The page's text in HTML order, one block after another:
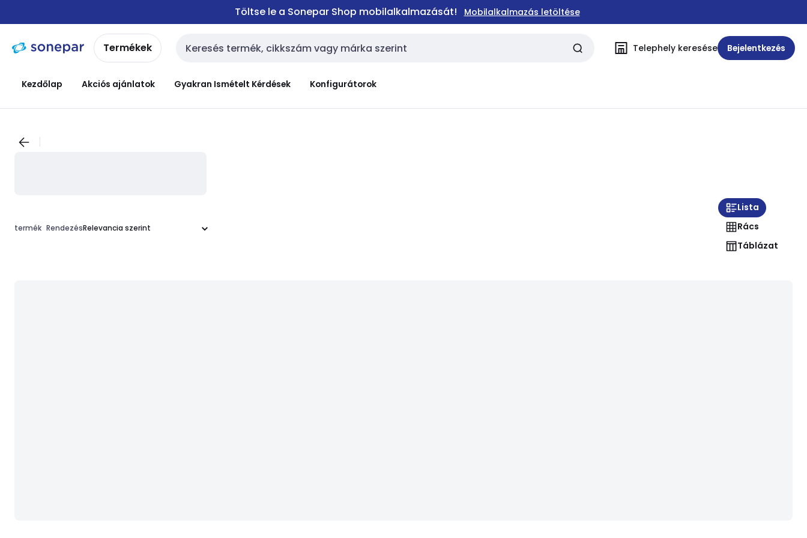
navigációhoztartalomra
Töltse le a Sonepar Shop mobilalkalmazását! Mobilalkalmazás letöltése
Termékek Keresési bemenet Telephely keresése Bejelentkezés
Kezdőlap Akciós ajánlatok Gyakran Ismételt Kérdések Konfigurátorok
termék Rendezés
Lista
Rács
Táblázat